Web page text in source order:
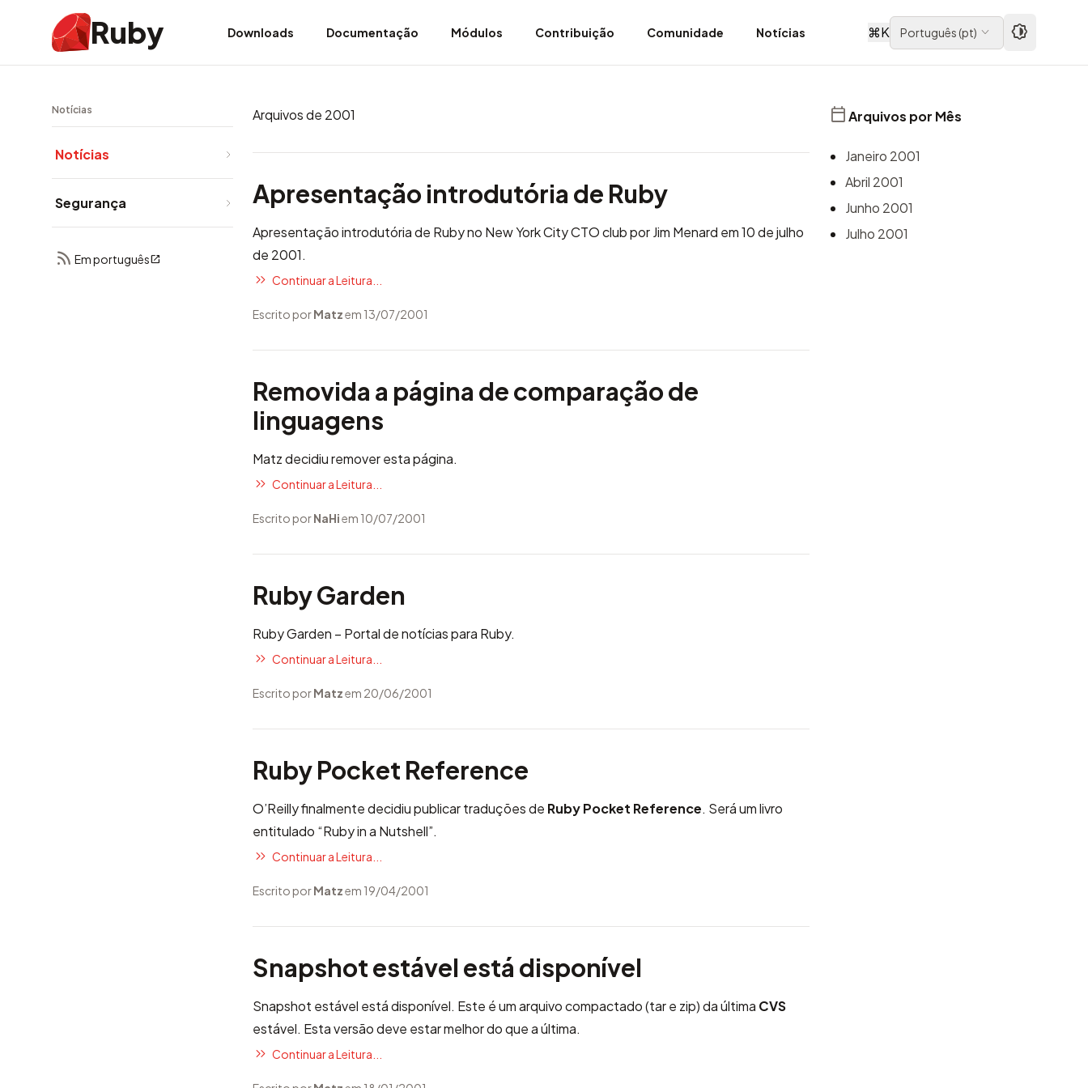
Ruby Downloads Documentação Módulos Contribuição Comunidade Notícias ⌘K Português(pt)
Notícias
Notícias
Segurança
Em português
Arquivos de 2001
Apresentação introdutória de Ruby
Apresentação introdutória de Ruby no New York City CTO clubpor Jim Menard em 10 de julho
de 2001.
Continuar a Leitura...
Escrito porMatzem 13/07/2001
Removida a página de comparação de
linguagens
Matz decidiu remover esta página.
Continuar a Leitura...
Escrito porNaHiem 10/07/2001
Ruby Garden
Ruby Garden – Portal de notícias para Ruby.
Continuar a Leitura...
Escrito porMatzem 20/06/2001
Ruby Pocket Reference
O’Reilly finalmente decidiu publicar traduções de Ruby Pocket Reference. Será umlivro
entitulado “Ruby in a Nutshell”.
Continuar a Leitura...
Escrito porMatzem 19/04/2001
Snapshot estável está disponível
Snapshot estável está disponível. Este é um arquivo compactado (tar e zip) da última CVS
estável. Esta versão deve estar melhor do que a última.
Continuar a Leitura...
Arquivos por Mês
Janeiro 2001
Abril 2001
Junho 2001
Julho 2001